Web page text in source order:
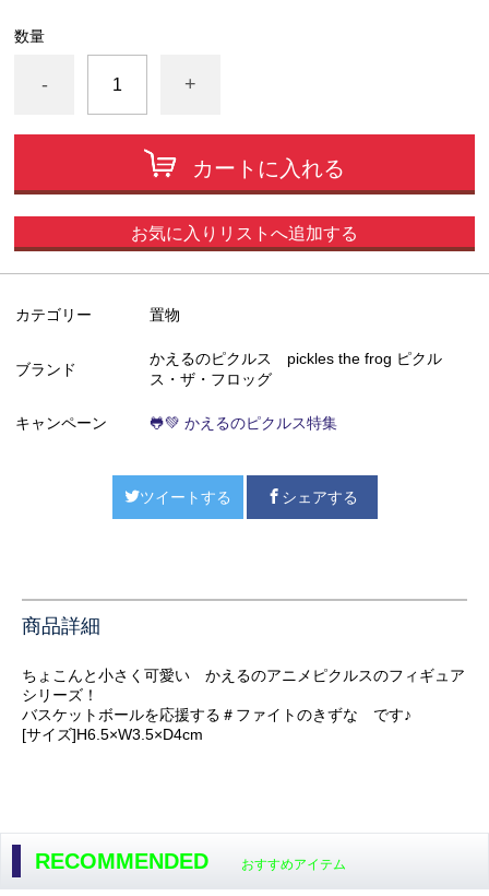
数量
- +
カートに入れる
お気に入りリストへ追加する
カテゴリー 置物
ブランド
かえるのピクルス pickles the frog ピクル
ス・ザ・フロッグ
キャンペーン 🐸💚 かえるのピクルス特集
ツイートする シェアする
商品詳細
ちょこんと小さく可愛い かえるのアニメピクルスのフィギュア
シリーズ！
バスケットボールを応援する＃ファイトのきずな です♪
[サイズ]H6.5×W3.5×D4cm
RECOMMENDED おすすめアイテム